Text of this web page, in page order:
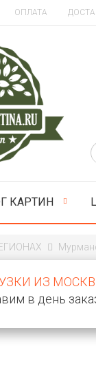
ОПЛАТА
КАРТИН
ИЗ
в день